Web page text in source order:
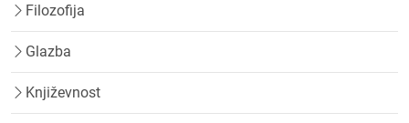
Filozofija
Glazba
Književnost